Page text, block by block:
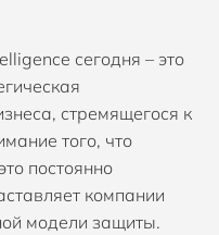
сегодня – это
стремящегося к
того, что
постоянно
компании
модели защиты.